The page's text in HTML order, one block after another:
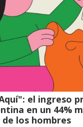
el ingreso
en un 44%
de los hombres